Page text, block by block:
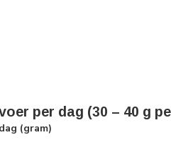
per dag (30 – 40 g
(gram)